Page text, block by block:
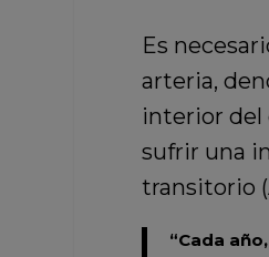
Es
arteria,
interior del
sufrir una
transitorio
“Cada